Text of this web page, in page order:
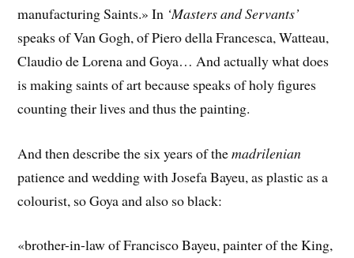
manufacturing Saints.» In ‘Masters and Servants’
speaks of Van Gogh, of Piero della Francesca, Watteau,
Claudio de Lorena and Goya… And actually what does
is making saints of art because speaks of holy figures
counting their lives and thus the painting.
And then describe the six years of themadrilenian
patience and wedding with Josefa Bayeu, as plastic as a
colourist, so Goya and also so black:
«brother-in-law of Francisco Bayeu, painter of the King,